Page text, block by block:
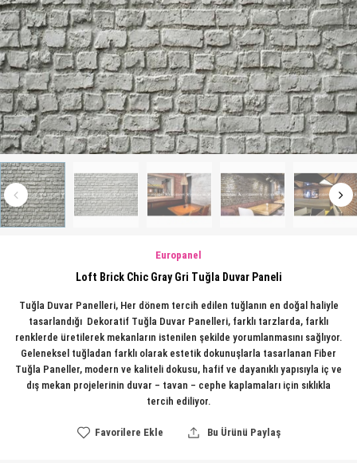
Europanel
Loft Brick Chic Gray Gri Tuğla Duvar Paneli
Tuğla Duvar Panelleri, Her dönem tercih edilen tuğlanın en doğal haliyle
tasarlandığı Dekoratif Tuğla Duvar Panelleri, farklı tarzlarda, farklı
renklerde üretilerek mekanların istenilen şekilde yorumlanmasını sağlıyor.
Geleneksel tuğladan farklı olarak estetik dokunuşlarla tasarlanan Fiber
Tuğla Paneller, modern ve kaliteli dokusu, hafif ve dayanıklı yapısıyla iç ve
dış mekan projelerinin duvar – tavan – cephe kaplamaları için sıklıkla
tercih ediliyor.
Favorilere Ekle Bu Ürünü Paylaş